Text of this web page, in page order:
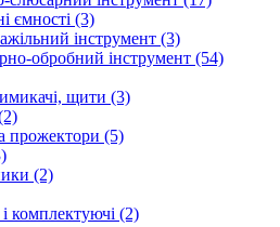
ємності (3)
інструмент (3)
обробний інструмент (54)
щити (3)
прожектори (5)
(2)
комплектуючі (2)